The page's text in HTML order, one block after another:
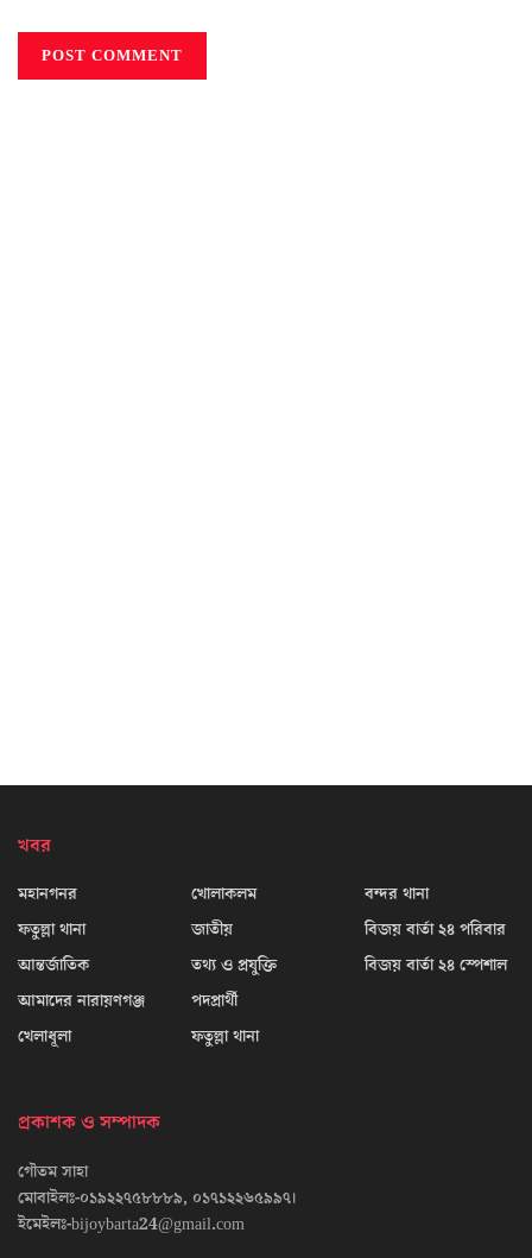
খবর
মহানগনর
ফতুল্লা থানা
আন্তর্জাতিক
আমাদের নারায়ণগঞ্জ
খেলাধূলা
খোলাকলম
জাতীয়
তথ্য ও প্রযুক্তি
পদপ্রার্থী
ফতুল্লা থানা
বন্দর থানা
বিজয় বার্তা ২৪ পরিবার
বিজয় বার্তা ২৪ স্পেশাল
প্রকাশক ও সম্পাদক
গৌতম সাহা
মোবাইলঃ-০১৯২২৭৫৮৮৮৯, ০১৭১২২৬৫৯৯৭।
ইমেইলঃ-bijoybarta24@gmail.com